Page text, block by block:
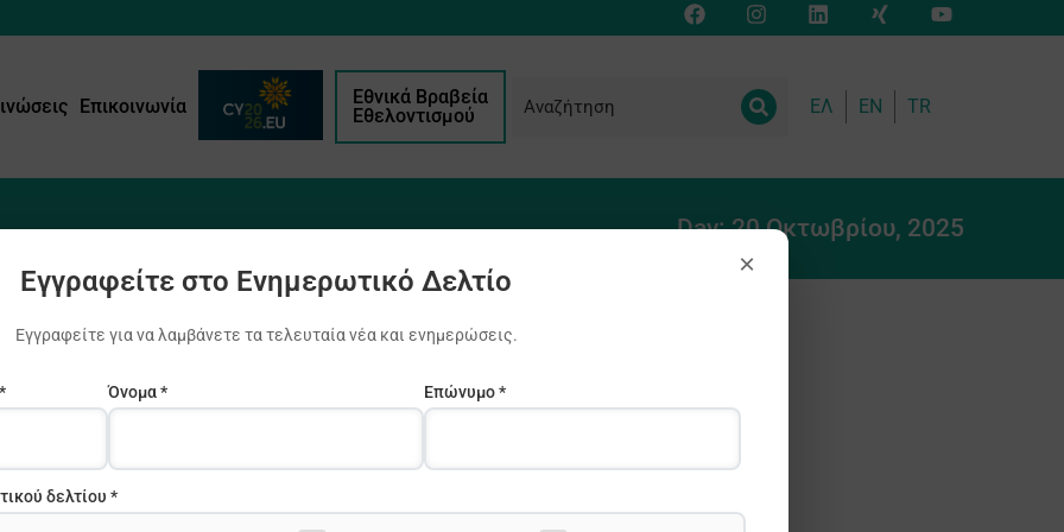
Επικοινωνία
Εθνικά Βραβεία
Εθελοντισμού
ΕΛ EN TR
Day: 20 Οκτωβρίου, 2025
×
Εγγραφείτε στο Ενημερωτικό Δελτίο
Εγγραφείτε για να λαμβάνετε τα τελευταία νέα και ενημερώσεις.
Όνομα * Επώνυμο *
δελτίου *